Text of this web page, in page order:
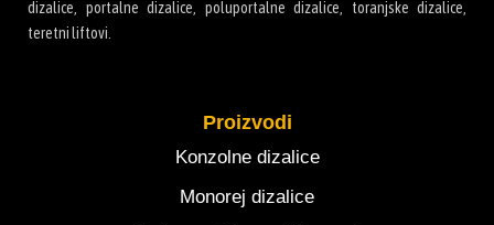
dizalice, portalne dizalice, poluportalne dizalice, toranjske dizalice,
teretni liftovi.
Proizvodi
Konzolne dizalice
Monorej dizalice